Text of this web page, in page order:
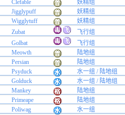
Clefable 妖精组
Jigglypuff 妖精组
Wigglytuff 妖精组
Zubat 飞行组
Golbat 飞行组
Meowth 陆地组
Persian 陆地组
Psyduck 水一组 / 陆地组
Golduck 水一组 / 陆地组
Mankey 陆地组
Primeape 陆地组
Poliwag 水一组